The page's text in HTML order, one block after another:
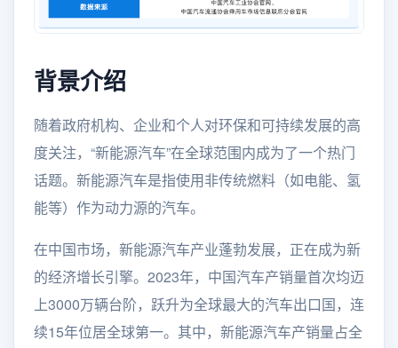
背景介绍
随着政府机构、企业和个人对环保和可持续发展的高
度关注，“新能源汽车”在全球范围内成为了一个热门
话题。新能源汽车是指使用非传统燃料（如电能、氢
能等）作为动力源的汽车。
在中国市场，新能源汽车产业蓬勃发展，正在成为新
的经济增长引擎。2023年，中国汽车产销量首次均迈
上3000万辆台阶，跃升为全球最大的汽车出口国，连
续15年位居全球第一。其中，新能源汽车产销量占全